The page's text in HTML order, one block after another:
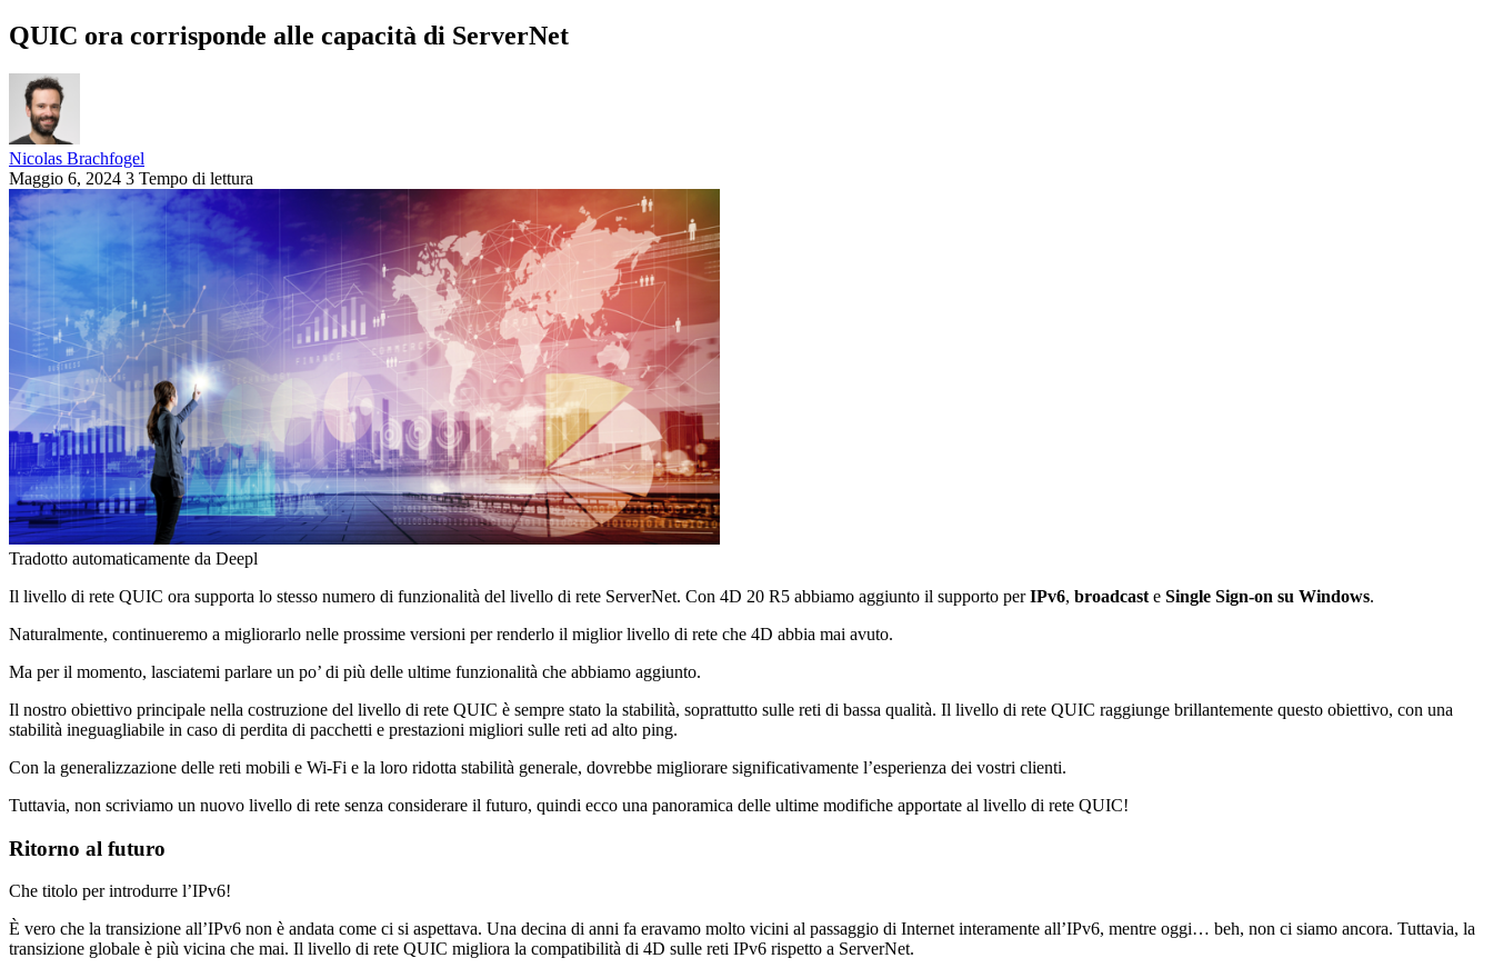
QUIC ora corrisponde alle capacità di ServerNet
Nicolas Brachfogel
Maggio 6, 2024 3 Tempo di lettura
Tradotto automaticamente da Deepl
Il livello di rete QUIC ora supporta lo stesso numero di funzionalità del livello di rete ServerNet. Con 4D 20 R5 abbiamo aggiunto il supporto perIPv6, broadcast e Single Sign-on su Windows.
Naturalmente, continueremo a migliorarlo nelle prossime versioni per renderlo il miglior livello di rete che 4D abbia mai avuto.
Ma per il momento, lasciatemi parlare un po’ di più delle ultime funzionalità che abbiamo aggiunto.
Il nostro obiettivo principale nella costruzione del livello di rete QUIC è sempre stato la stabilità, soprattutto sulle reti di bassa qualità. Il livello di rete QUIC raggiunge brillantemente questo obiettivo, con una
stabilità ineguagliabile in caso di perdita di pacchetti e prestazioni migliori sulle reti ad alto ping.
Con la generalizzazione delle reti mobili e Wi-Fi e la loro ridotta stabilità generale, dovrebbe migliorare significativamente l’esperienza dei vostri clienti.
Tuttavia, non scriviamo un nuovo livello di rete senza considerare il futuro, quindi ecco una panoramica delle ultime modifiche apportate al livello di rete QUIC!
Ritorno al futuro
Che titolo per introdurre l’IPv6!
È vero che la transizione all’IPv6 non è andata come ci si aspettava. Una decina di anni fa eravamo molto vicini al passaggio di Internet interamente all’IPv6, mentre oggi… beh, non ci siamo ancora. Tuttavia, la
transizione globale è più vicina che mai. Il livello di rete QUIC migliora la compatibilità di 4D sulle reti IPv6 rispetto a ServerNet.